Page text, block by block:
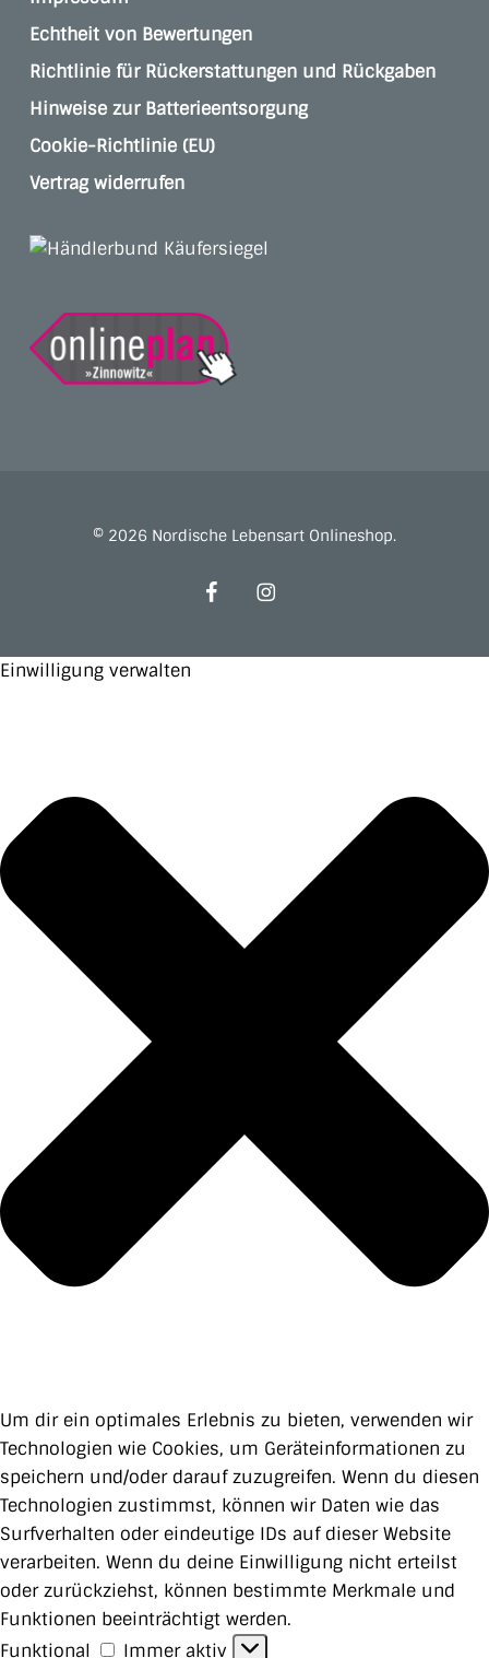
Echtheit von Bewertungen
Richtlinie für Rückerstattungen und Rückgaben
Hinweise zur Batterieentsorgung
Cookie-Richtlinie (EU)
Vertrag widerrufen
© 2026 Nordische Lebensart Onlineshop.
facebookinstagram
Einwilligung verwalten
Um dir ein optimales Erlebnis zu bieten, verwenden wir
Technologien wie Cookies, um Geräteinformationen zu
speichern und/oder darauf zuzugreifen. Wenn du diesen
Technologien zustimmst, können wir Daten wie das
Surfverhalten oder eindeutige IDs auf dieser Website
verarbeiten. Wenn du deine Einwilligung nicht erteilst
oder zurückziehst, können bestimmte Merkmale und
Funktionen beeinträchtigt werden.
Funktional
Funktional
Immer aktiv